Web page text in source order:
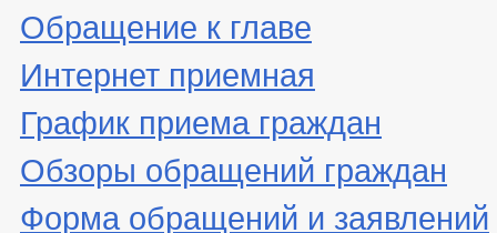
Обращение к главе
Интернет приемная
График приема граждан
Обзоры обращений граждан
Форма обращений и заявлений